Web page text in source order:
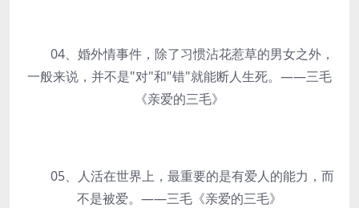
04、婚外情事件，除了习惯沾花惹草的男女之外，
一般来说，并不是"对"和"错"就能断人生死。——三毛
《亲爱的三毛》
05、人活在世界上，最重要的是有爱人的能力，而
不是被爱。——三毛《亲爱的三毛》